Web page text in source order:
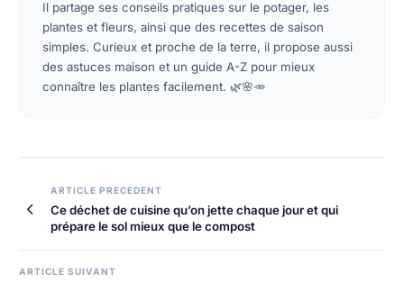
Il partage ses conseils pratiques sur le potager, les
plantes et fleurs, ainsi que des recettes de saison
simples. Curieux et proche de la terre, il propose aussi
des astuces maison et un guide A-Z pour mieux
connaître les plantes facilement. 🌿🌸🥕
Navigation
de
ARTICLE PRECEDENT
Ce déchet de cuisine qu’on jette chaque jour et qui
prépare le sol mieux que le compost
ARTICLE SUIVANT